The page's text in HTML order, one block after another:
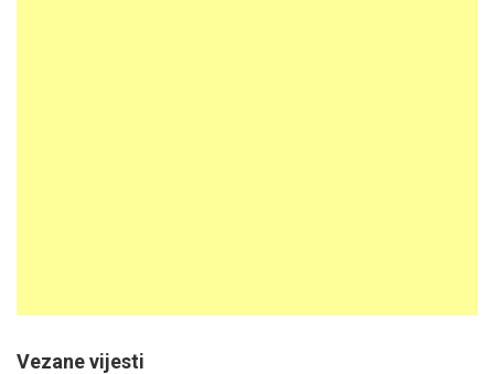
Vezane vijesti